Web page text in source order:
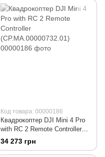
Код товара: 00000186
Квадрокоптер DJI Mini 4 Pro
with RC 2 Remote Controller
(CP.MA.00000732.01)
34 273 грн